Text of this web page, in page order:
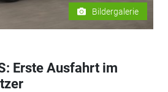
Bildergalerie
Erste Ausfahrt im